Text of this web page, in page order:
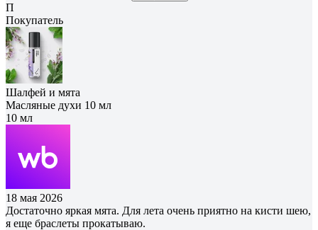
П
Покупатель
Шалфей и мята
Масляные духи 10 мл
10 мл
18 мая 2026
Достаточно яркая мята. Для лета очень приятно на кисти шею,
я еще браслеты прокатываю.